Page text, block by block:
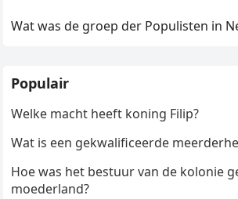
Wat was de groep der Populisten in
Populair
Welke macht heeft koning Filip?
Wat is een gekwalificeerde
Hoe was het bestuur van de kolonie
moederland?